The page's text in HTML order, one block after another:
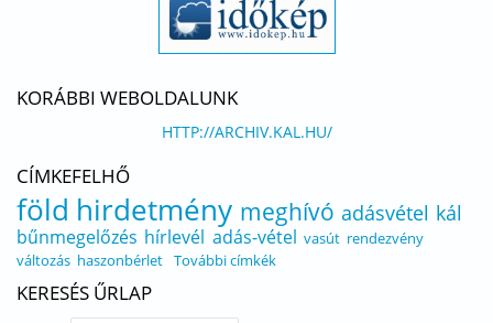
KORÁBBI WEBOLDALUNK
HTTP://ARCHIV.KAL.HU/
CÍMKEFELHŐ
föld hirdetmény meghívó adásvétel kál
bűnmegelőzés hírlevél adás-vétel vasút rendezvény
változás haszonbérlet További címkék
KERESÉS ŰRLAP